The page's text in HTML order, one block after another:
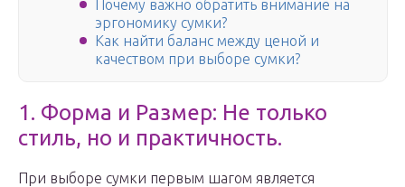
Почему важно обратить внимание на
эргономику сумки?
Как найти баланс между ценой и
качеством при выборе сумки?
1. Форма и Размер: Не только
стиль, но и практичность.
При выборе сумки первым шагом является